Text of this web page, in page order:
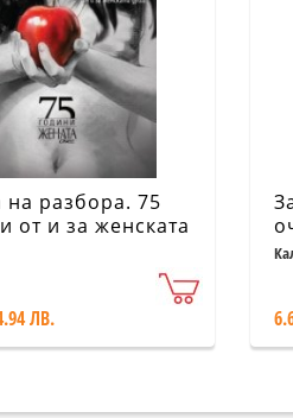
на разбора. 75
от и за женската
ЛВ.